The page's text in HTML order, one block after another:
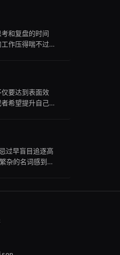
和复盘的时间
作压得喘不过
要达到表面效
希望提升自己拨
过早盲目追逐高
杂的名词感到焦